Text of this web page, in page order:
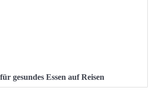
gesundes Essen auf Reisen